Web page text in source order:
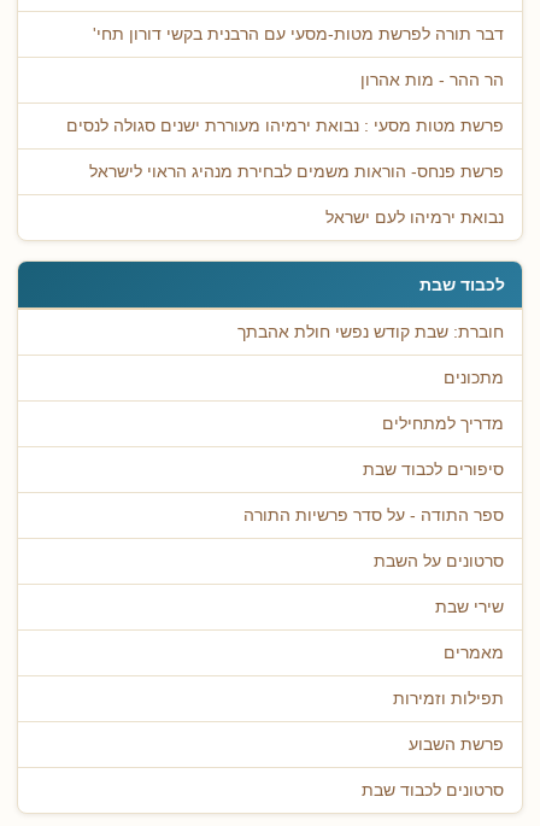
דבר תורה לפרשת מטות-מסעי עם הרבנית בקשי דורון תחי'
הר ההר - מות אהרון
פרשת מטות מסעי : נבואת ירמיהו מעוררת ישנים סגולה לנסים
פרשת פנחס- הוראות משמים לבחירת מנהיג הראוי לישראל
נבואת ירמיהו לעם ישראל
לכבוד שבת
חוברת: שבת קודש נפשי חולת אהבתך
מתכונים
מדריך למתחילים
סיפורים לכבוד שבת
ספר התודה - על סדר פרשיות התורה
סרטונים על השבת
שירי שבת
מאמרים
תפילות וזמירות
פרשת השבוע
סרטונים לכבוד שבת